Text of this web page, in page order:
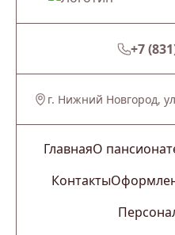
+7
г. Нижний Новгород,
ГлавнаяО
Контакты